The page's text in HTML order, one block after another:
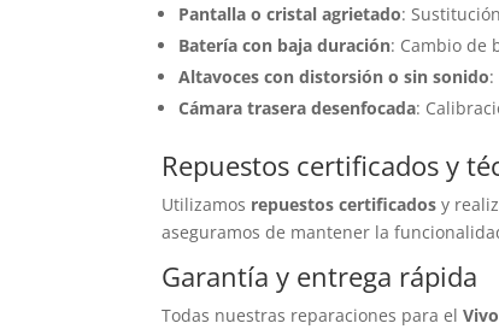
Pantalla o cristal agrietado:
Batería con baja duración: Cambio de
Altavoces con distorsión o sin sonido
Cámara trasera desenfocada:
Repuestos certificados y
Utilizamos repuestos certificados y
aseguramos de mantener la
Garantía y entrega rápida
Todas nuestras reparaciones para el